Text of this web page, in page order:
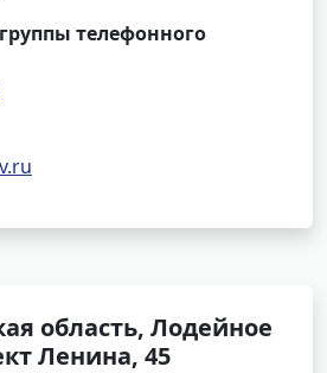
телефонного
область, Лодейное
Ленина, 45